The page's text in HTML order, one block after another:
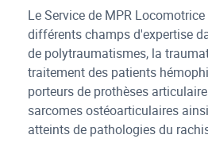
Le Service de MPR
différents champs d'expertise
de polytraumatismes, la
traitement des patients
porteurs de prothèses
sarcomes ostéoarticulaires
atteints de pathologies du